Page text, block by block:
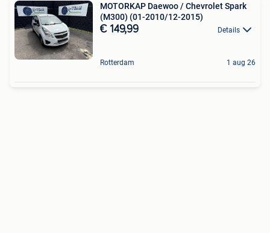
MOTORKAP Daewoo / Chevrolet Spark
(M300) (01-2010/12-2015)
€ 149,99 Details
Rotterdam 1 aug 26